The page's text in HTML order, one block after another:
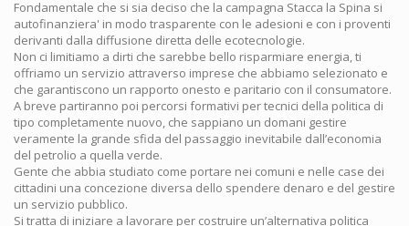
Fondamentale che si sia deciso che la campagna Stacca la Spina si
autofinanziera' in modo trasparente con le adesioni e con i proventi
derivanti dalla diffusione diretta delle ecotecnologie.
Non ci limitiamo a dirti che sarebbe bello risparmiare energia, ti
offriamo un servizio attraverso imprese che abbiamo selezionato e
che garantiscono un rapporto onesto e paritario con il consumatore.
A breve partiranno poi percorsi formativi per tecnici della politica di
tipo completamente nuovo, che sappiano un domani gestire
veramente la grande sfida del passaggio inevitabile dall’economia
del petrolio a quella verde.
Gente che abbia studiato come portare nei comuni e nelle case dei
cittadini una concezione diversa dello spendere denaro e del gestire
un servizio pubblico.
Si tratta di iniziare a lavorare per costruire un’alternativa politica